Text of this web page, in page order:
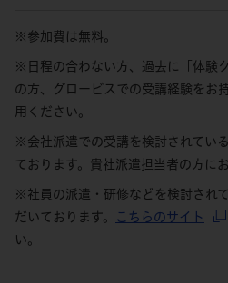
※参加費は無料。
※日程の合わない方、過去に「体験
の方、グロービスでの受講経験をお
用ください。
※会社派遣での受講を検討されてい
ております。貴社派遣担当者の方に
※社員の派遣・研修などを検討され
だいております。
こちらのサイト
い。